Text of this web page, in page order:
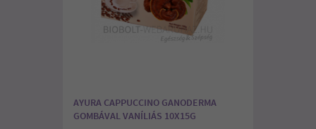
AYURA CAPPUCCINO GANODERMA
GOMBÁVAL VANÍLIÁS 10X15G